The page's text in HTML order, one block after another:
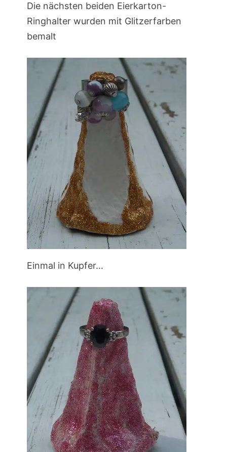
Die nächsten beiden Eierkarton-
Ringhalter wurden mit Glitzerfarben
bemalt
Einmal in Kupfer…